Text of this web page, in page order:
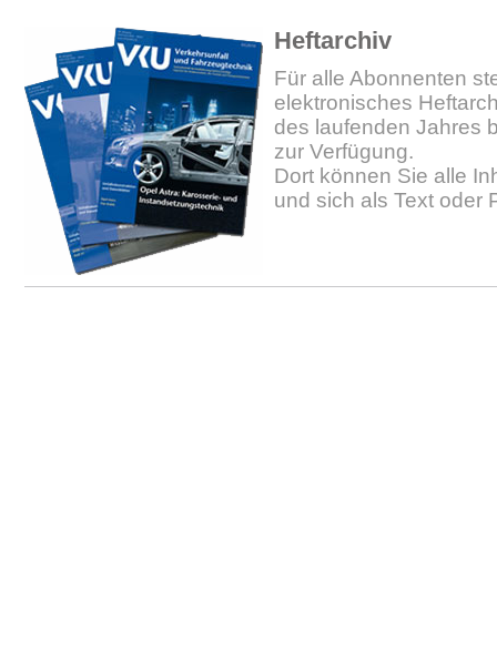
Heftarchiv
Für alle Abonnenten
elektronisches
des laufenden Jahres
zur Verfügung.
Dort können Sie alle
und sich als Text oder